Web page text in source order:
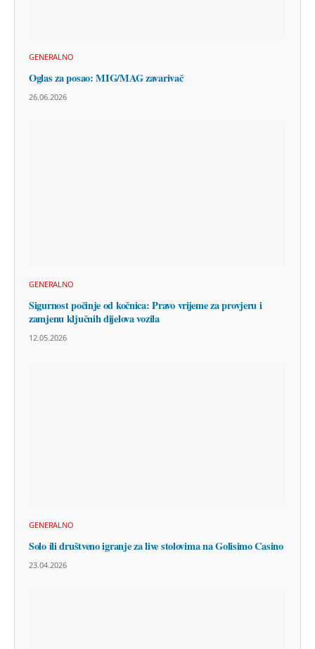
GENERALNO
Oglas za posao: MIG/MAG zavarivač
26.06.2026
GENERALNO
Sigurnost počinje od kočnica: Pravo vrijeme za provjeru i
zamjenu ključnih dijelova vozila
12.05.2026
GENERALNO
Solo ili društveno igranje za live stolovima na Golisimo Casino
23.04.2026